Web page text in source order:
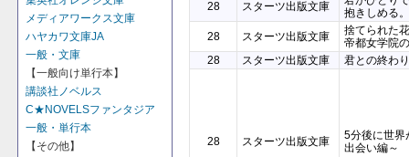
メディアワークス文庫
ハヤカワ文庫JA
一般・文庫
【一般向け単行本】
講談社ノベルス
C★NOVELSファンタジア
一般・単行本
【その他】
28 スターツ出版文庫
抱きしめる。
28
スターツ出版文庫
捨てられた
帝都女学院
28
スターツ出版文庫 君との終わ
28 スターツ出版文庫
5分後に世
出会い編～